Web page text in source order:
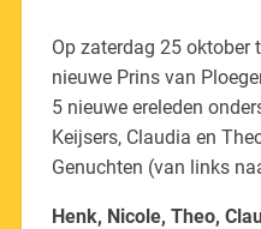
Op zaterdag 25 oktober
nieuwe Prins van
5 nieuwe ereleden
Keijsers, Claudia en
Genuchten (van links
Henk, Nicole, Theo,